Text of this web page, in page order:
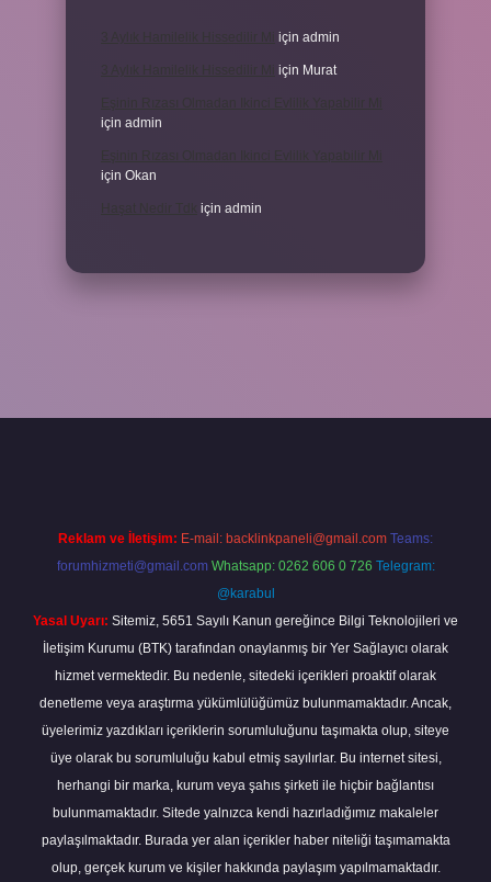
için admin
için Murat
için admin
için Okan
için admin
Reklam ve İletişim: E-mail: backlinkpaneli@gmail.com Teams:
forumhizmeti@gmail.com Whatsapp: 0262 606 0 726 Telegram:
@karabul
Yasal Uyarı: Sitemiz, 5651 Sayılı Kanun gereğince Bilgi Teknolojileri ve
İletişim Kurumu (BTK) tarafından onaylanmış bir Yer Sağlayıcı olarak
hizmet vermektedir. Bu nedenle, sitedeki içerikleri proaktif olarak
denetleme veya araştırma yükümlülüğümüz bulunmamaktadır. Ancak,
üyelerimiz yazdıkları içeriklerin sorumluluğunu taşımakta olup, siteye
üye olarak bu sorumluluğu kabul etmiş sayılırlar. Bu internet sitesi,
herhangi bir marka, kurum veya şahıs şirketi ile hiçbir bağlantısı
bulunmamaktadır. Sitede yalnızca kendi hazırladığımız makaleler
paylaşılmaktadır. Burada yer alan içerikler haber niteliği taşımamakta
olup, gerçek kurum ve kişiler hakkında paylaşım yapılmamaktadır.